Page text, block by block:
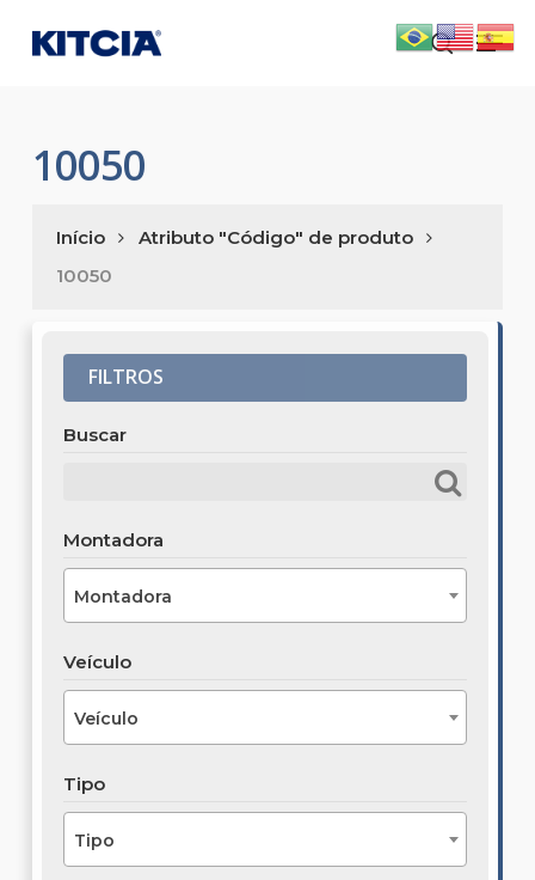
main
search
10050
Início
Atributo "Código" de produto
10050
FILTROS
Buscar
Montadora
Montadora
Veículo
Veículo
Tipo
Tipo